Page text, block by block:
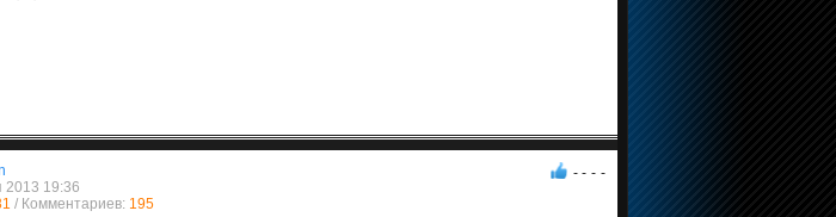
2013 19:36
/ Комментариев: 195
- - - -